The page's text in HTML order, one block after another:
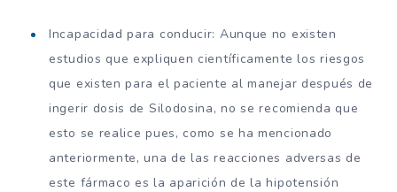
Incapacidad para conducir: Aunque no existen
estudios que expliquen científicamente los riesgos
que existen para el paciente al manejar después de
ingerir dosis de Silodosina, no se recomienda que
esto se realice pues, como se ha mencionado
anteriormente, una de las reacciones adversas de
este fármaco es la aparición de la hipotensión